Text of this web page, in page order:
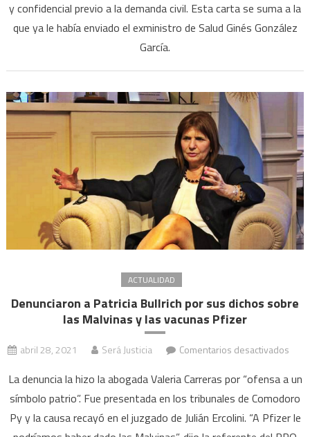
envió
una
por
sus
la
con
Pfizer
y confidencial previo a la demanda civil. Esta carta se suma a la
que ya le había enviado el exministro de Salud Ginés González
García.
ACTUALIDAD
Denunciaron a Patricia Bullrich por sus dichos sobre
las Malvinas y las vacunas Pfizer
abril 28, 2021 Será Justicia Comentarios desactivadosen
a
La denuncia la hizo la abogada Valeria Carreras por “ofensa a un
símbolo patrio”. Fue presentada en los tribunales de Comodoro
Py y la causa recayó en el juzgado de Julián Ercolini. “A Pfizer le